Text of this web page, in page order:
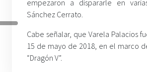
empezaron a dispararle en
Sánchez Cerrato.
Cabe señalar, que Varela Palacios
15 de mayo de 2018, en el marco
“Dragón V”.